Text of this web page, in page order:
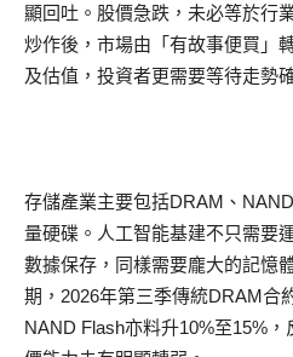
顯回吐。股價急跌，未必等於行
炒作後，市場由「有故事便買」
及估值，投資者更需要等待走勢
存儲產業主要包括DRAM、
量硬碟。人工智能基建不只需要
數據保存，同樣需要龐大的記憶
期，2026年第三季傳統DRAM合
NAND Flash亦料升10%至15%